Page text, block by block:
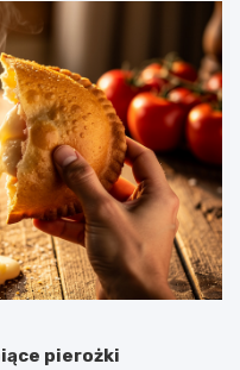
pierożki